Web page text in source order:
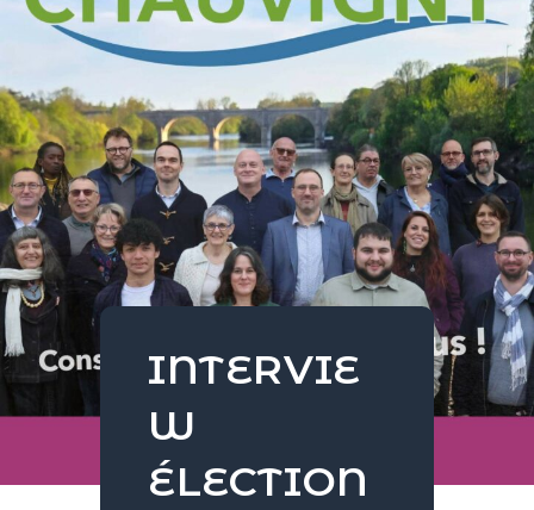
INTERVIE
W
ÉLECTION